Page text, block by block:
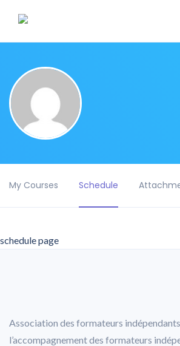
My Courses Schedule
schedule page
Association des formateurs
l’accompagnement des formateurs